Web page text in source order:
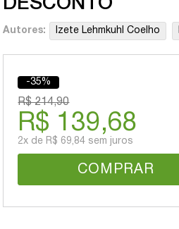
DESCONTO
Autores: Izete Lehmkuhl Coelho
-35%
R$ 214,90
R$ 139,68
2x de R$ 69,84 sem juros
COMPRAR